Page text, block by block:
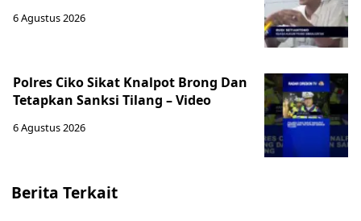
6 Agustus 2026
Polres Ciko Sikat Knalpot Brong Dan
Tetapkan Sanksi Tilang – Video
6 Agustus 2026
Berita Terkait